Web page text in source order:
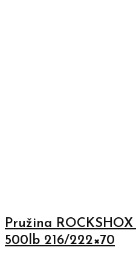
Pružina
500lb 216/222×70